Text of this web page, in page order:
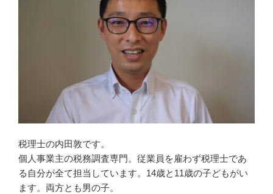
税理士の内田敦です。
個人事業主の税務調査専門。従業員を雇わず税理士であ
る自分が全て担当しています。14歳と11歳の子どもがい
ます。両方とも男の子。